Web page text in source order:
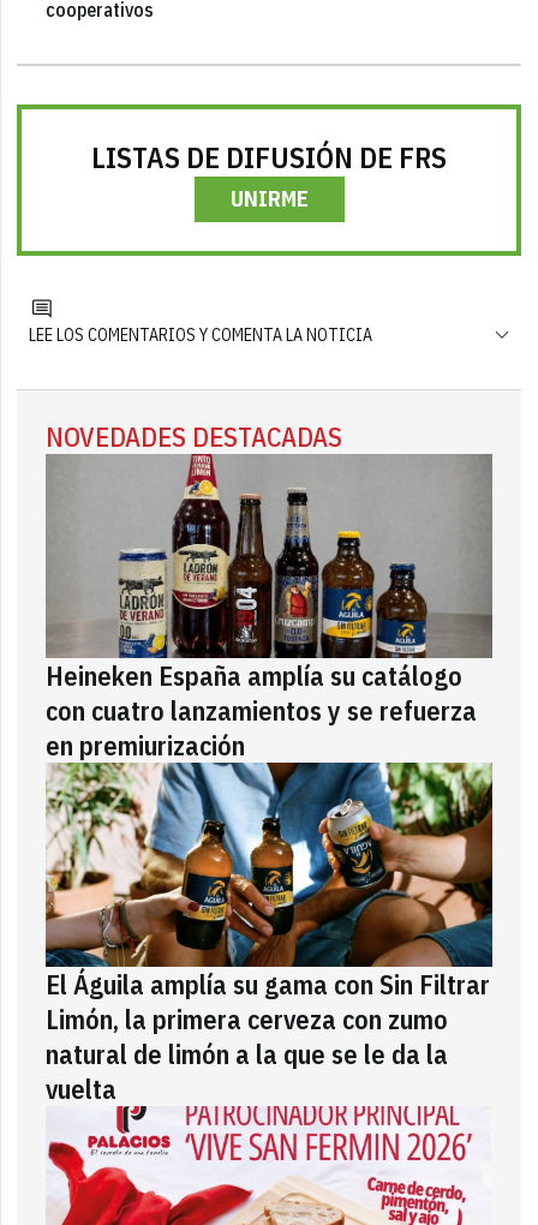
cooperativos
LISTAS DE DIFUSIÓN DE FRS
UNIRME
LEE LOS COMENTARIOS Y COMENTA LA NOTICIA
NOVEDADES DESTACADAS
Heineken España amplía su catálogo
con cuatro lanzamientos y se refuerza
en premiurización
El Águila amplía su gama con Sin Filtrar
Limón, la primera cerveza con zumo
natural de limón a la que se le da la
vuelta